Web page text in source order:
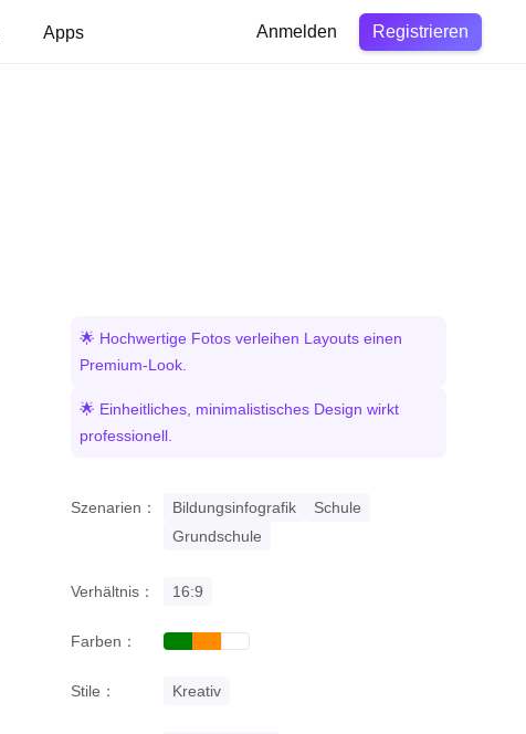
Apps Anmelden Registrieren
🌟 Hochwertige Fotos verleihen Layouts einen
Premium-Look.
🌟 Einheitliches, minimalistisches Design wirkt
professionell.
Szenarien： Bildungsinfografik
Schule
Grundschule
Verhältnis： 16:9
Farben： greenorange
white
Stile： Kreativ